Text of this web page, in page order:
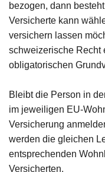
bezogen, dann
Versicherte kann
versichern lassen
schweizerische Recht
obligatorischen
Bleibt die Person in
im jeweiligen EU-
Versicherung
werden die gleichen
entsprechenden
Versicherten.